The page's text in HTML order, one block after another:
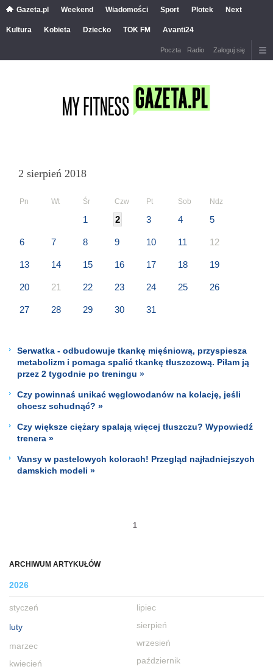
Gazeta.pl Weekend Wiadomości Sport Plotek Next
Kultura Kobieta Dziecko TOK FM Avanti24
Poczta Radio Zaloguj się
ARCHIWUM ARTYKUŁÓW
2026
styczeń
luty
marzec
kwiecień
lipiec
sierpień
wrzesień
październik
2 sierpień 2018
Pn Wt Śr Czw Pt Sob Ndz
1 2 3 4 5
6 7 8 9 10 11 12
13 14 15 16 17 18 19
20 21 22 23 24 25 26
27 28 29 30 31
Serwatka - odbudowuje tkankę mięśniową, przyspiesza
metabolizm i pomaga spalić tkankę tłuszczową. Piłam ją
przez 2 tygodnie po treningu »
Czy powinnaś unikać węglowodanów na kolację, jeśli
chcesz schudnąć? »
Czy większe ciężary spalają więcej tłuszczu? Wypowiedź
trenera »
Vansy w pastelowych kolorach! Przegląd najładniejszych
damskich modeli »
1